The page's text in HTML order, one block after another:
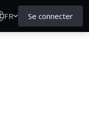
FR Se connecter